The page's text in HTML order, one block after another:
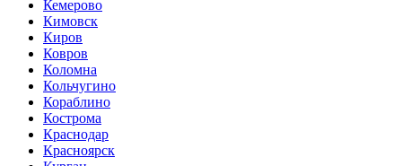
Кемерово
Кимовск
Киров
Ковров
Коломна
Кольчугино
Кораблино
Кострома
Краснодар
Красноярск